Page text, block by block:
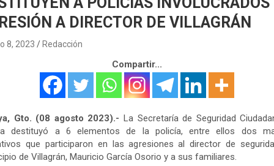
A DIRECTOR DE VILLAGRÁN
8, 2023 Redacción
Compartir...
Gto. (08 agosto 2023).- La Secretaría de Seguridad
destituyó a 6 elementos de la policía, entre ellos dos
que participaron en las agresiones al director de
de Villagrán, Mauricio García Osorio y a sus familiares.